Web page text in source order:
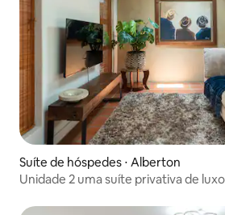
Suíte de hóspedes ⋅ Alberton
Unidade 2 uma suíte privativa de